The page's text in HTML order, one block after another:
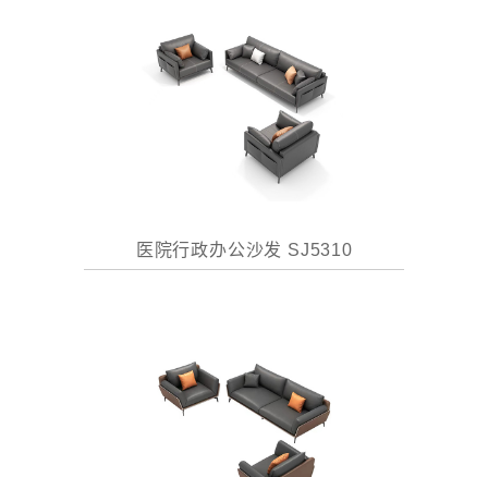
医院行政办公沙发 SJ5310